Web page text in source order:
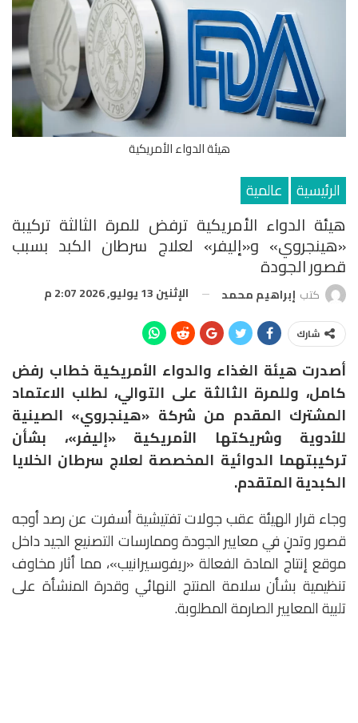
هيئة الدواء الأمريكية
الرئيسية عالمية
هيئة الدواء الأمريكية ترفض للمرة الثالثة تركيبة
«هينجروي» و«إليفر» لعلاج سرطان الكبد بسبب
قصور الجودة
كتب إبراهيم محمد الإثنين 13 يوليو, 2026 2:07 م
شارك
أصدرت هيئة الغذاء والدواء الأمريكية خطاب رفض
كامل، وللمرة الثالثة على التوالي، لطلب الاعتماد
المشترك المقدم من شركة «هينجروي» الصينية
للأدوية وشريكتها الأمريكية «إليفر»، بشأن
تركيبتهما الدوائية المخصصة لعلاج سرطان الخلايا
الكبدية المتقدم.
وجاء قرار الهيئة عقب جولات تفتيشية أسفرت عن رصد أوجه
قصور وتدنٍ في معايير الجودة وممارسات التصنيع الجيد داخل
موقع إنتاج المادة الفعالة «ريفوسيرانيب»، مما أثار مخاوف
تنظيمية بشأن سلامة المنتج النهائي وقدرة المنشأة على
تلبية المعايير الصارمة المطلوبة.